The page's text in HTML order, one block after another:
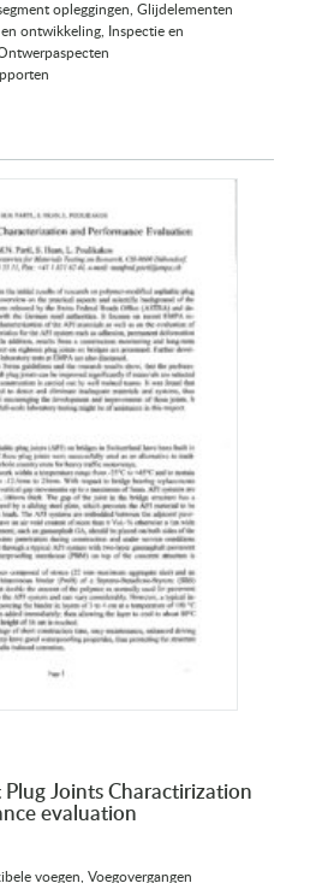
opleggingen, Glijdelementen
ontwikkeling, Inspectie en
Joints Charactirization
evaluation
voegen, Voegovergangen